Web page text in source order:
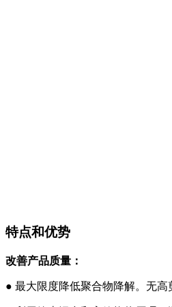
特点和优势
改善产品质量：
● 最大限度降低聚合物降解。无